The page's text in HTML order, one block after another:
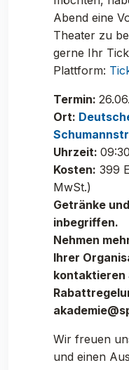
Abend eine
Theater zu
gerne Ihr
Plattform:
Termin:
Ort:
Uhrzeit:
Kosten: 399
MwSt.)
Getränke
inbegriffen.
Nehmen
Ihrer
kontaktieren
Wir freuen
und einen